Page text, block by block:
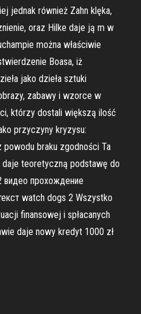
jednak również Zahn klęka,
oraz Hilke daje ją m w
można właściwie
Boasa, iż
jako dzieła sztuki
zabawy i wzorce w
którzy dostali większą ilość
przyczyny kryzysu:
powodu braku zgodności Ta
teoretyczną podstawę do
прохождение
watch dogs 2 Wszystko
finansowej i spłacanych
daje nowy kredyt 1000 zł